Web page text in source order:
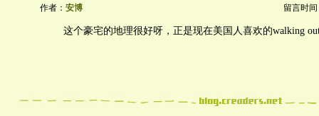
作者： 安博 留言时间
这个豪宅的地理很好呀，正是现在美国人喜欢的walking out